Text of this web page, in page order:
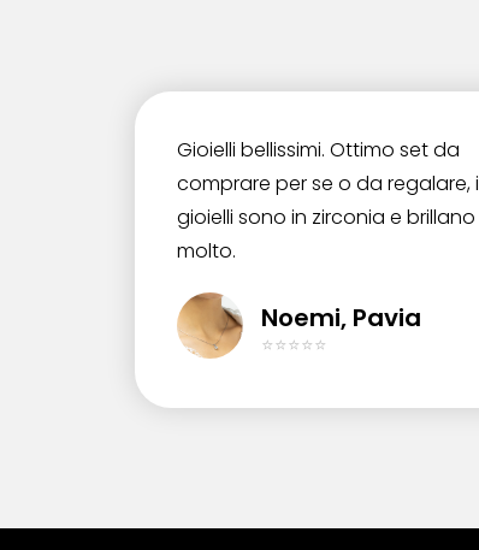
Gioielli bellissimi. Ottimo set da
comprare per se o da regalare, i
gioielli sono in zirconia e brillano
molto.
Noemi, Pavia
⭐⭐⭐⭐⭐